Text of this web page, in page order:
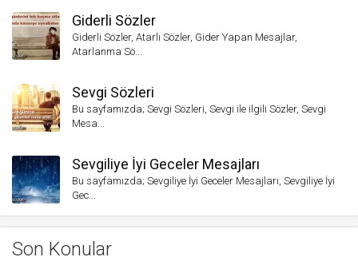
Giderli Sözler
Giderli Sözler, Atarlı Sözler, Gider Yapan Mesajlar,
Atarlanma Sö...
Sevgi Sözleri
Bu sayfamızda; Sevgi Sözleri, Sevgi ile ilgili Sözler, Sevgi
Mesa...
Sevgiliye İyi Geceler Mesajları
Bu sayfamızda; Sevgiliye İyi Geceler Mesajları, Sevgiliye İyi
Gec...
Son Konular